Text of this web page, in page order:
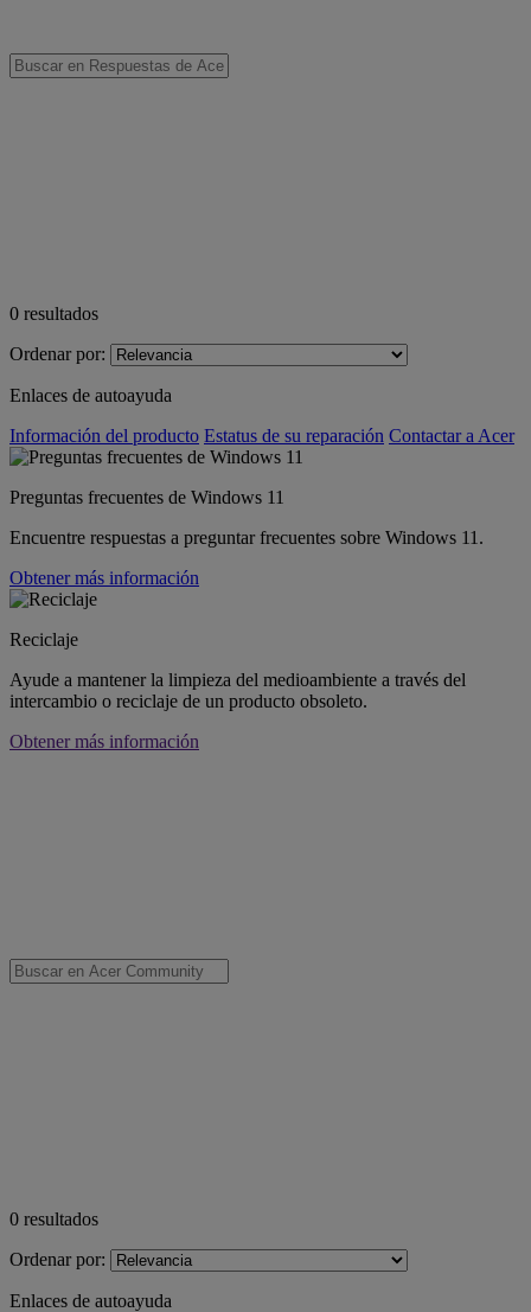
0 resultados
Ordenar por:
Enlaces de autoayuda
Información del producto Estatus de su reparación Contactar a Acer
Preguntas frecuentes de Windows 11
Encuentre respuestas a preguntar frecuentes sobre Windows 11.
Obtener más información
Reciclaje
Ayude a mantener la limpieza del medioambiente a través del
intercambio o reciclaje de un producto obsoleto.
Obtener más información
0 resultados
Ordenar por:
Enlaces de autoayuda